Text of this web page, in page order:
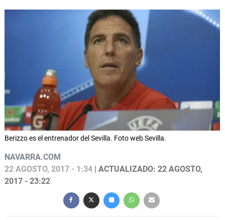
Berizzo es el entrenador del Sevilla. Foto web Sevilla.
NAVARRA.COM
22 AGOSTO, 2017 - 1:34 | ACTUALIZADO: 22 AGOSTO,
2017 - 23:22